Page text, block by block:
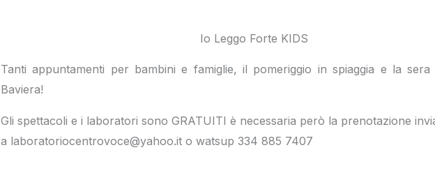
Io Leggo Forte KIDS
Tanti appuntamenti per bambini e famiglie, il pomeriggio in spiaggia e la sera
Baviera!
Gli spettacoli e i laboratori sono GRATUITI è necessaria però la prenotazione
a laboratoriocentrovoce@yahoo.it o watsup 334 885 7407